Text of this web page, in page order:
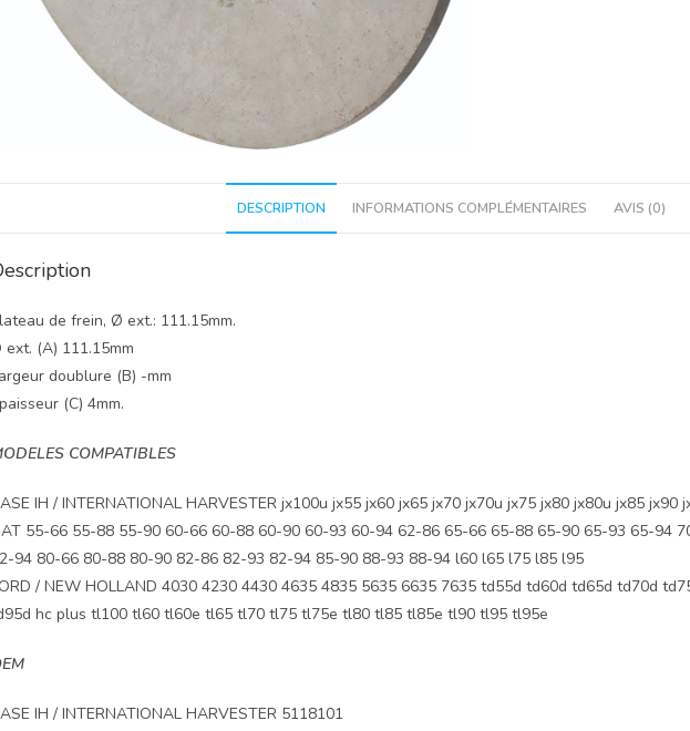
DESCRIPTION INFORMATIONS COMPLÉMENTAIRES AVIS (0)
de frein, Ø ext.: 111.15mm.
ext. (A) 111.15mm
doublure (B) -mm
(C) 4mm.
COMPATIBLES
IH / INTERNATIONAL HARVESTER jx100u jx55 jx60 jx65 jx70 jx70u jx75 jx80 jx80u jx85 jx90
55-66 55-88 55-90 60-66 60-88 60-90 60-93 60-94 62-86 65-66 65-88 65-90 65-93 65-94
94 80-66 80-88 80-90 82-86 82-93 82-94 85-90 88-93 88-94 l60 l65 l75 l85 l95
/ NEW HOLLAND 4030 4230 4430 4635 4835 5635 6635 7635 td55d td60d td65d td70d
hc plus tl100 tl60 tl60e tl65 tl70 tl75 tl75e tl80 tl85 tl85e tl90 tl95 tl95e
IH / INTERNATIONAL HARVESTER 5118101